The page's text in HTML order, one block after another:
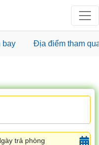
bay Địa điểm tham
trả phòng